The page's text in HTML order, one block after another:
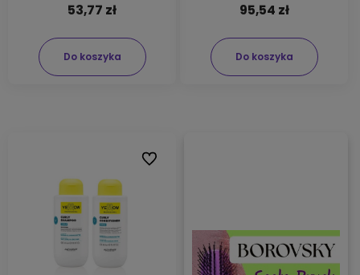
53,77 zł
Do koszyka
95,54 zł
Do koszyka
Do ulubionych